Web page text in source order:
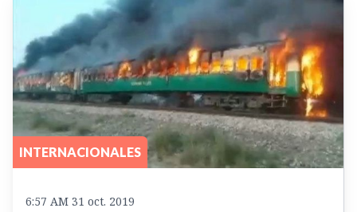
INTERNACIONALES
6:57 AM 31 oct. 2019